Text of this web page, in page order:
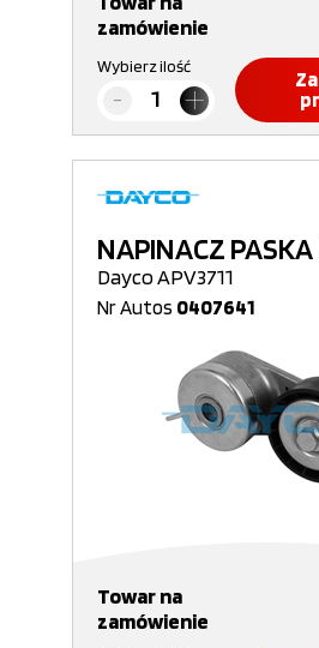
zamówienie
Wybierz ilość
NAPINACZ
Dayco APV3711
Nr Autos 0407641
Towar na
zamówienie